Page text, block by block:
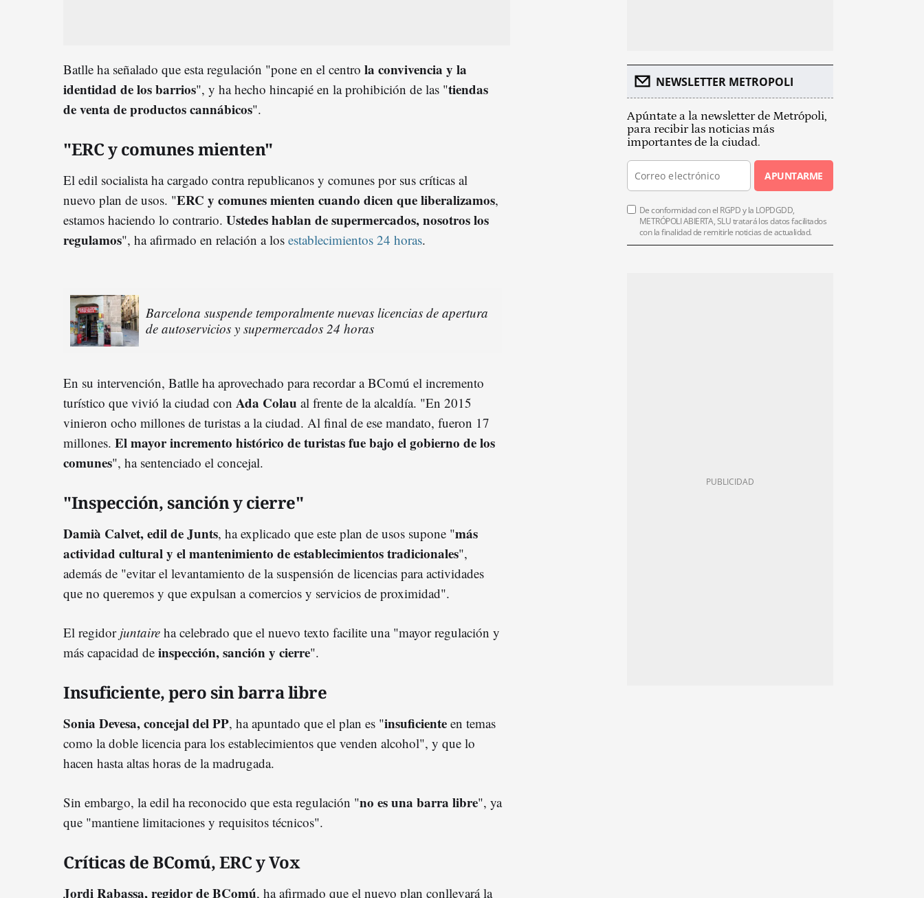
Batlle ha señalado que esta regulación "pone en el centro la convivencia y la
identidad de los barrios", y ha hecho hincapié en la prohibición de las "tiendas
de venta de productos cannábicos".
"ERC y comunes mienten"
El edil socialista ha cargado contra republicanos y comunes por sus críticas al
nuevo plan de usos. "ERC y comunes mienten cuando dicen que liberalizamos,
estamos haciendo lo contrario. Ustedes hablan de supermercados, nosotros los
regulamos", ha afirmado en relación a los establecimientos 24 horas.
Barcelona suspende temporalmente nuevas licencias de apertura
de autoservicios y supermercados 24 horas
En su intervención, Batlle ha aprovechado para recordar a BComú el incremento
turístico que vivió la ciudad con Ada Colau al frente de la alcaldía. "En 2015
vinieron ocho millones de turistas a la ciudad. Al final de ese mandato, fueron 17
millones. El mayor incremento histórico de turistas fue bajo el gobierno de los
comunes", ha sentenciado el concejal.
"Inspección, sanción y cierre"
Damià Calvet, edil de Junts, ha explicado que este plan de usos supone "más
actividad cultural y el mantenimiento de establecimientos tradicionales",
además de "evitar el levantamiento de la suspensión de licencias para actividades
que no queremos y que expulsan a comercios y servicios de proximidad".
El regidor juntaire ha celebrado que el nuevo texto facilite una "mayor regulación y
más capacidad de inspección, sanción y cierre".
Insuficiente, pero sin barra libre
Sonia Devesa, concejal del PP, ha apuntado que el plan es "insuficiente en temas
como la doble licencia para los establecimientos que venden alcohol", y que lo
hacen hasta altas horas de la madrugada.
Sin embargo, la edil ha reconocido que esta regulación "no es una barra libre", ya
que "mantiene limitaciones y requisitos técnicos".
Críticas de BComú, ERC y Vox
Jordi Rabassa, regidor de BComú, ha afirmado que el nuevo plan conllevará la
NEWSLETTER METROPOLI
Apúntate a la newsletter de Metrópoli,
para recibir las noticias más
importantes de la ciudad.
APUNTARME
De conformidad con el RGPD y la LOPDGDD,
METRÓPOLI ABIERTA, SLU tratará los datos facilitados
con la finalidad de remitirle noticias de actualidad.